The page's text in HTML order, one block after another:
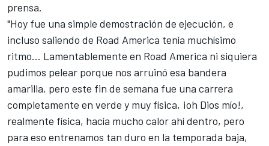
prensa.
"Hoy fue una simple demostración de ejecución, e
incluso saliendo de Road America tenía muchísimo
ritmo... Lamentablemente en Road America ni siquiera
pudimos pelear porque nos arruinó esa bandera
amarilla, pero este fin de semana fue una carrera
completamente en verde y muy física, ¡oh Dios mío!,
realmente física, hacía mucho calor ahí dentro, pero
para eso entrenamos tan duro en la temporada baja,